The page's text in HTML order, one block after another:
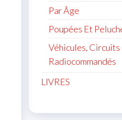
Par Âge
Poupées Et
Véhicules,
Radiocommandés
LIVRES